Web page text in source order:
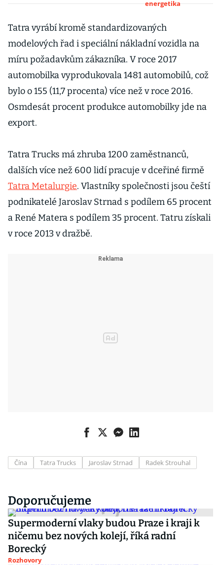
vyděláváme.
Kováře ale
sháníme na
Ukrajině
energetika
Tatra vyrábí kromě standardizovaných
modelových řad i speciální nákladní vozidla na
míru požadavkům zákazníka. V roce 2017
automobilka vyprodukovala 1481 automobilů, což
bylo o 155 (11,7 procenta) více než v roce 2016.
Osmdesát procent produkce automobilky jde na
export.
Tatra Trucks má zhruba 1200 zaměstnanců,
dalších více než 600 lidí pracuje v dceřiné firmě
Tatra Metalurgie. Vlastníky společnosti jsou čeští
podnikatelé Jaroslav Strnad s podílem 65 procent
a René Matera s podílem 35 procent. Tatru získali
v roce 2013 v dražbě.
Čína Tatra Trucks Jaroslav Strnad Radek Strouhal
Doporučujeme
Supermoderní vlaky budou Praze i kraji k
ničemu bez nových kolejí, říká radní
Borecký
Rozhovory